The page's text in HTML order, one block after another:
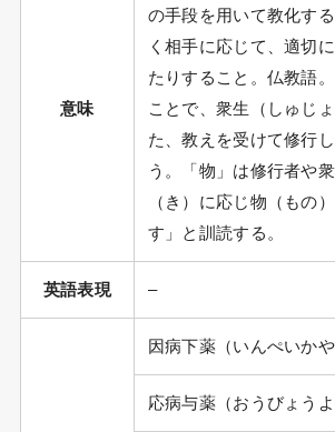
意味
の手段を用いて教化す
く相手に応じて、適切
たりすること。仏教語
ことで、衆生（しゅじ
た、教えを受けて修行
う。「物」は修行者や
（き）に応じ物（もの
す」と訓読する。
英語表現 –
因病下薬（いんぺいかや
応病与薬（おうびょうよ